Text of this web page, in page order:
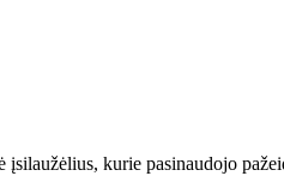
kurie pasinaudojo